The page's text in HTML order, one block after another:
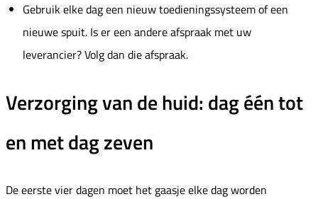
Gebruik elke dag een nieuw toedieningssysteem of een
nieuwe spuit. Is er een andere afspraak met uw
leverancier? Volg dan die afspraak.
Verzorging van de huid: dag één tot
en met dag zeven
De eerste vier dagen moet het gaasje elke dag worden